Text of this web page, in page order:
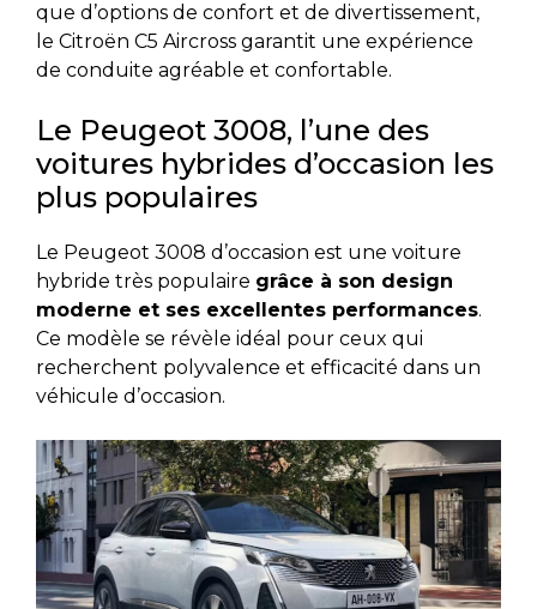
que d’options de confort et de divertissement,
le Citroën C5 Aircross garantit une expérience
de conduite agréable et confortable.
Le Peugeot 3008, l’une des
voitures hybrides d’occasion les
plus populaires
Le Peugeot 3008 d’occasion est une voiture
hybride très populaire grâce à son design
moderne et ses excellentes performances.
Ce modèle se révèle idéal pour ceux qui
recherchent polyvalence et efficacité dans un
véhicule d’occasion.